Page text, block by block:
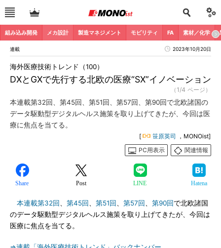
組み込み開発 メカ設計 製造マネジメント モビリティ FA 素材／化学
連載 2023年10月20日
DXとGXで先行する北欧の医療“SX”イノベーション
海外医療技術トレンド（100）
（1/4 ページ）
本連載第32回、第45回、第51回、第57回、第90回で北欧諸国の
データ駆動型デジタルヘルス施策を取り上げてきたが、今回は医
療に焦点を当てる。
[ 笹原英司
，MONOist]
PC用表示
関連情報
Share Post LINE Hatena
本連載第32回 第45回 第51回 第57回 第90回で北欧諸国
のデータ駆動型デジタルヘルス施策を取り上げてきたが、今回は
医療に焦点を当てる。